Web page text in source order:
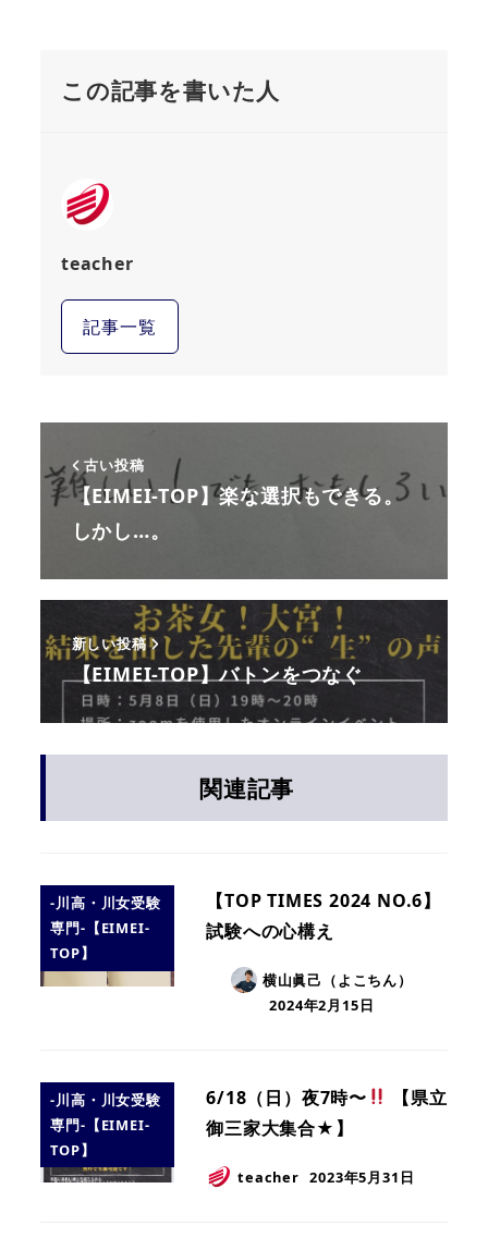
この記事を書いた人
teacher
記事一覧
古い投稿
【EIMEI-TOP】楽な選択もできる。
しかし…。
新しい投稿
【EIMEI-TOP】バトンをつなぐ
関連記事
-川高・川女受験
専門-【EIMEI-
TOP】
【TOP TIMES 2024 NO.6】
試験への心構え
横山眞己（よこちん）
2024年2月15日
-川高・川女受験
専門-【EIMEI-
TOP】
6/18（日）夜7時〜
【県立
御三家大集合★】
teacher 2023年5月31日